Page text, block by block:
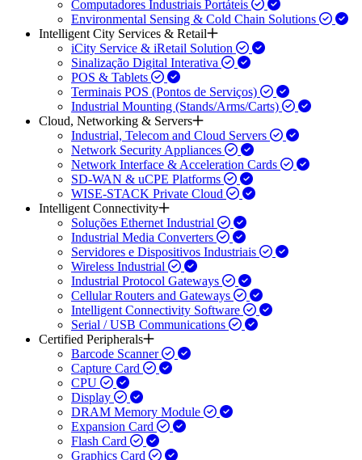
Computadores Industriais Portáteis
Environmental Sensing & Cold Chain Solutions
Intelligent City Services & Retail
iCity Service & iRetail Solution
Sinalização Digital Interativa
POS & Tablets
Terminais POS (Pontos de Serviços)
Industrial Mounting (Stands/Arms/Carts)
Cloud, Networking & Servers
Industrial, Telecom and Cloud Servers
Network Security Appliances
Network Interface & Acceleration Cards
SD-WAN & uCPE Platforms
WISE-STACK Private Cloud
Intelligent Connectivity
Soluções Ethernet Industrial
Industrial Media Converters
Servidores e Dispositivos Industriais
Wireless Industrial
Industrial Protocol Gateways
Cellular Routers and Gateways
Intelligent Connectivity Software
Serial / USB Communications
Certified Peripherals
Barcode Scanner
Capture Card
CPU
Display
DRAM Memory Module
Expansion Card
Flash Card
Graphics Card